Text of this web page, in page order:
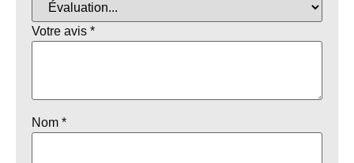
Votre avis *
Nom *